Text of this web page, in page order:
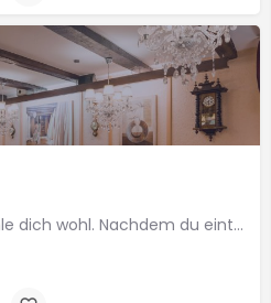
Schliesse die Tür, und fühle dich wohl. Nachdem du eintrittst, bis du kein Fremder, sondern Freund. Hier in…